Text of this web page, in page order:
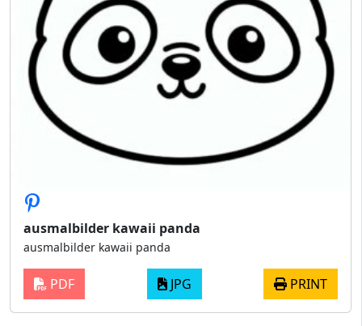
ausmalbilder kawaii panda
ausmalbilder kawaii panda
PDF JPG PRINT